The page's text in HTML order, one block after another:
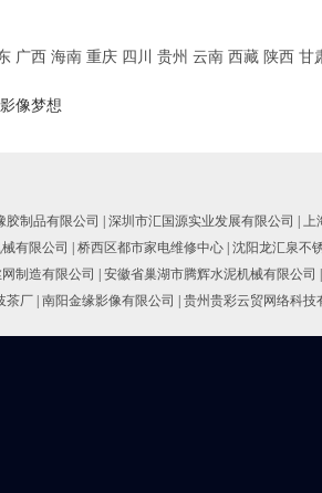
广西 海南 重庆 四川 贵州 云南 西藏 陕西 甘
像梦想
胶制品有限公司 深圳市汇国源实业发展有限公司 上
有限公司 桥西区都市家电维修中心 沈阳龙汇泉不
制造有限公司 安徽省巢湖市腾辉水泥机械有限公司
茶厂 南阳金缘影像有限公司 贵州贵彩云贸网络科技